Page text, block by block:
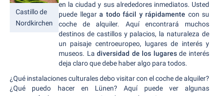
Castillo de
Nordkirchen
en la ciudad y sus alrededores inmediatos. Usted
puede llegar a todo fácil y rápidamente con su
coche de alquiler. Aquí encontrará muchos
destinos de castillos y palacios, la naturaleza de
un paisaje centroeuropeo, lugares de interés y
museos. Ladiversidad de los lugaresde interés
deja claro que debe haber algo para todos.
¿Qué instalaciones culturales debo visitar con el coche de alquiler?
¿Qué puedo hacer en Lünen? Aquí puede ver algunas